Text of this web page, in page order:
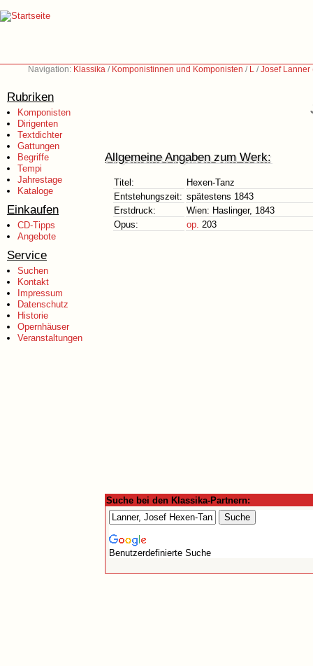
Navigation: Klassika / Komponistinnen und Komponisten / L /Josef Lanner
Rubriken
Komponisten
Dirigenten
Textdichter
Gattungen
Begriffe
Tempi
Jahrestage
Kataloge
Einkaufen
CD-Tipps
Angebote
Service
Suchen
Kontakt
Impressum
Datenschutz
Historie
Opernhäuser
Veranstaltungen
Allgemeine Angaben zum Werk:
Titel:
Hexen-Tanz
Entstehungszeit: spätestens 1843
Erstdruck:
Wien: Haslinger, 1843
Opus:
op. 203
Suche bei den Klassika-Partnern:
Benutzerdefinierte Suche